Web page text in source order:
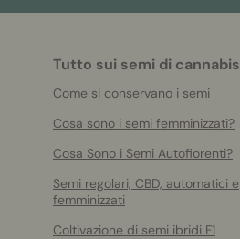
Tutto sui semi di cannabis
Come si conservano i semi
Cosa sono i semi femminizzati?
Cosa Sono i Semi Autofiorenti?
Semi regolari, CBD, automatici e
femminizzati
Coltivazione di semi ibridi F1